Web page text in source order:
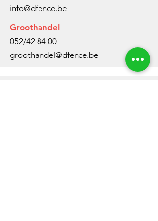
info@dfence.be
Groothandel
052/42 84 00
groothandel@dfence.be